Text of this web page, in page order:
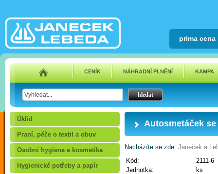
prima cena
CENÍK NÁHRADNÍ PLNĚNÍ KAMPA
Úklid
Praní, péče o textil a obuv
Osobní hygiena a kosmetika
Hygienické potřeby a papír
Autosmetáček
Nacházíte se zde: Janeček a
Kód:
2111-6
Jednotka:
ks